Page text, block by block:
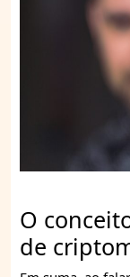
O
de